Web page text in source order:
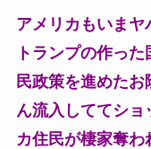
アメリカもいまヤ
トランプの作っ
民政策を進めた
ん流入しててショ
カ住民が棲家奪わ